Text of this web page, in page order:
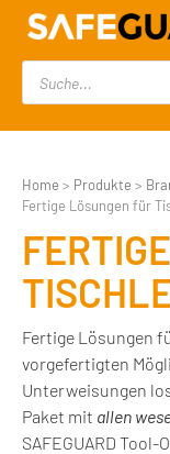
Home > Produkte >
Fertige Lösungen für
Fertige Lösungen
vorgefertigten
Unterweisungen
Paket mit allen
SAFEGUARD